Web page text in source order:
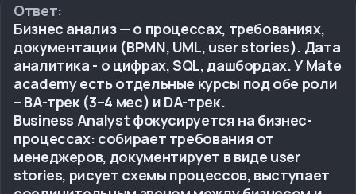
Ответ:
Бизнес анализ — о процессах, требованиях,
документации (BPMN, UML, user stories). Дата
аналитика - о цифрах, SQL, дашбордах. У Mate
academy есть отдельные курсы под обе роли
– BA-трек (3–4 мес) и DA-трек.
Business Analyst фокусируется на бизнес-
процессах: собирает требования от
менеджеров, документирует в виде user
stories, рисует схемы процессов, выступает